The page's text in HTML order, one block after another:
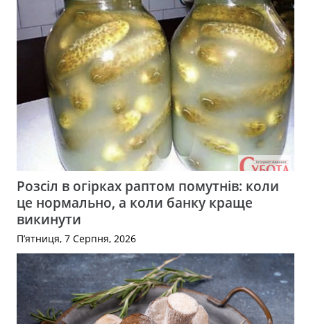
Розсіл в огірках раптом помутнів: коли
це нормально, а коли банку краще
викинути
П’ятниця, 7 Серпня, 2026